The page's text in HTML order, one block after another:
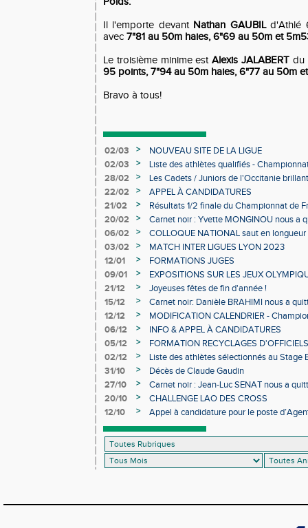
Il l'emporte devant Nathan GAUBILd'Athlé
avec 7"81 au 50m haies, 6"69 au 50m et
Le troisième minime estAlexis JALABERT du
95 points, 7"94 au 50m haies, 6"77 au 50m
Bravo à tous!
02/03 >
NOUVEAU SITE DE LA LIGUE
02/03
>
Liste des athlètes qualifiés -
Individuels en salle
28/02 >
Les Cadets / Juniors de l'Occitanie
22/02
>
APPEL À CANDIDATURES
21/02
>
Résultats 1/2 finale du Championnat de
20/02
>
Carnet noir : Yvette MONGINOU nous a
06/02
>
COLLOQUE NATIONAL saut en
03/02
>
MATCH INTER LIGUES LYON 2023
12/01
>
FORMATIONS JUGES
09/01
>
EXPOSITIONS SUR LES JEUX
21/12
>
Joyeuses fêtes de fin d'année !
15/12
>
Carnet noir: Danièle BRAHIMI nous a
12/12
>
MODIFICATION CALENDRIER -
06/12
>
INFO & APPEL À CANDIDATURES
05/12
>
FORMATION RECYCLAGES D'OFFICIELS
02/12
>
Liste des athlètes sélectionnés au Stage
31/10
>
Décès de Claude Gaudin
27/10
>
Carnet noir : Jean-Luc SENAT nous a
20/10
>
CHALLENGE LAO DES CROSS
12/10
>
Appel à candidature pour le poste